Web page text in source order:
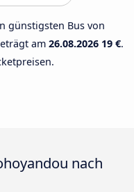
günstigsten Bus von
am 26.08.2026 19 €.
nach